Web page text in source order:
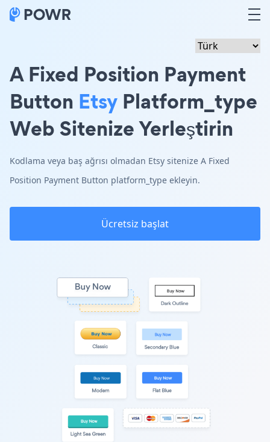
A Fixed Position Payment
Button Etsy Platform_type
Web Sitenize Yerleştirin
Kodlama veya baş ağrısı olmadan Etsy sitenize A Fixed
Position Payment Button platform_type ekleyin.
Ücretsiz başlat